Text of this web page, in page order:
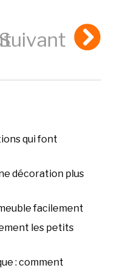
qui font
décoration plus
facilement
les petits
: comment